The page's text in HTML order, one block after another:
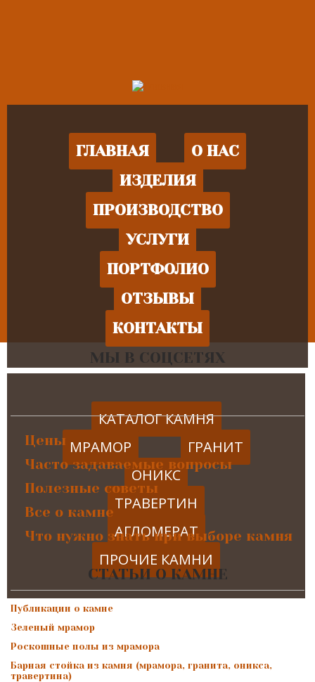
ГЛАВНАЯ
О НАС
ИЗДЕЛИЯ
ПРОИЗВОДСТВО
УСЛУГИ
ПОРТФОЛИО
ОТЗЫВЫ
КОНТАКТЫ
КАТАЛОГ КАМНЯ
МРАМОР
ГРАНИТ
ОНИКС
ТРАВЕРТИН
АГЛОМЕРАТ
ПРОЧИЕ КАМНИ
МЫ В СОЦСЕТЯХ
Цены
Часто задаваемые вопросы
Полезные советы
Все о камне
Что нужно знать при выборе камня
СТАТЬИ О КАМНЕ
Публикации о камне
Зеленый мрамор
Роскошные полы из мрамора
Барная стойка из камня (мрамора, гранита, оникса,
травертина)